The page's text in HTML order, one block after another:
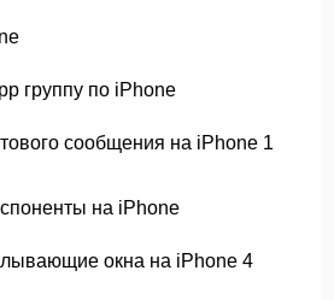
группу по iPhone
сообщения на iPhone 1
на iPhone
окна на iPhone 4